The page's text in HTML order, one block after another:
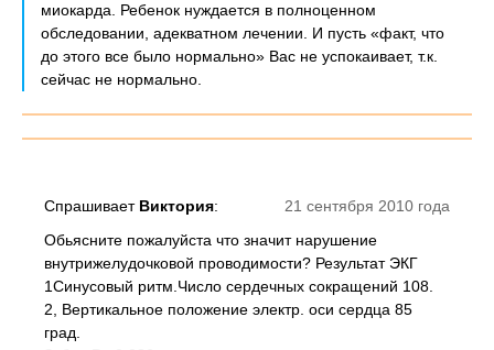
миокарда. Ребенок нуждается в полноценном
обследовании, адекватном лечении. И пусть «факт, что
до этого все было нормально» Вас не успокаивает, т.к.
сейчас не нормально.
21 сентября 2010 года
Спрашивает Виктория:
Обьясните пожалуйста что значит нарушение
внутрижелудочковой проводимости? Результат ЭКГ
1Синусовый ритм.Число сердечных сокращений 108.
2, Вертикальное положение электр. оси сердца 85
град.